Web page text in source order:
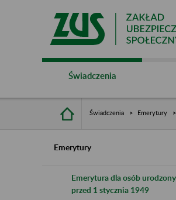
Świadczenia
Świadczenia Emerytury
Emerytury
Emerytura dla osób
przed 1 stycznia 1949